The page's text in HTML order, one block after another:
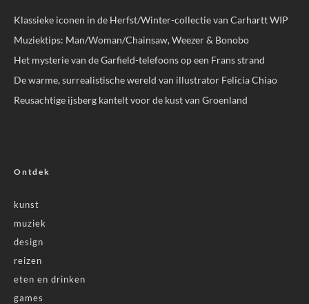
Klassieke iconen in de Herfst/Winter-collectie van Carhartt WIP
Muziektips: Man/Woman/Chainsaw, Weezer & Bonobo
Het mysterie van de Garfield-telefoons op een Frans strand
De warme, surrealistische wereld van illustrator Felicia Chiao
Reusachtige ijsberg kantelt voor de kust van Groenland
Ontdek
kunst
muziek
design
reizen
eten en drinken
games